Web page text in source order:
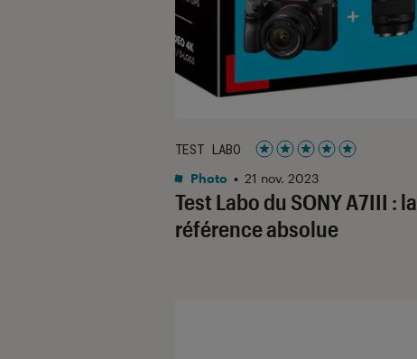
Test Labo du SONY A7III : la
référence absolue
TEST LABO
Noté 5 étoiles sur 5
Photo • 21 nov. 2023